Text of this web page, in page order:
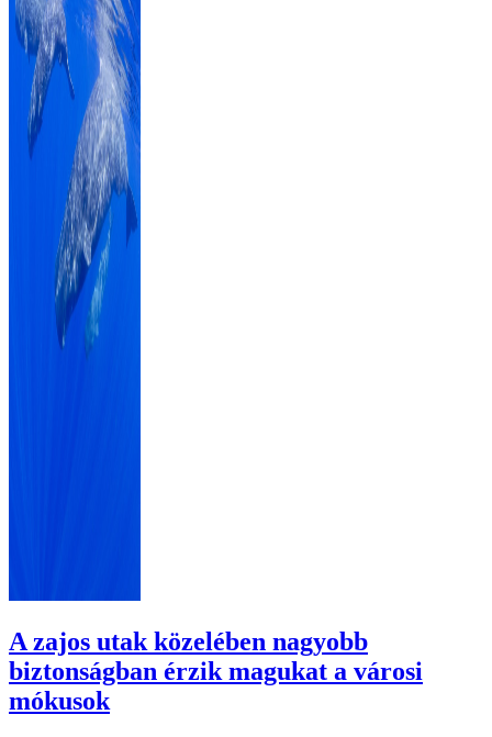
A zajos utak közelében nagyobb
biztonságban érzik magukat a városi
mókusok